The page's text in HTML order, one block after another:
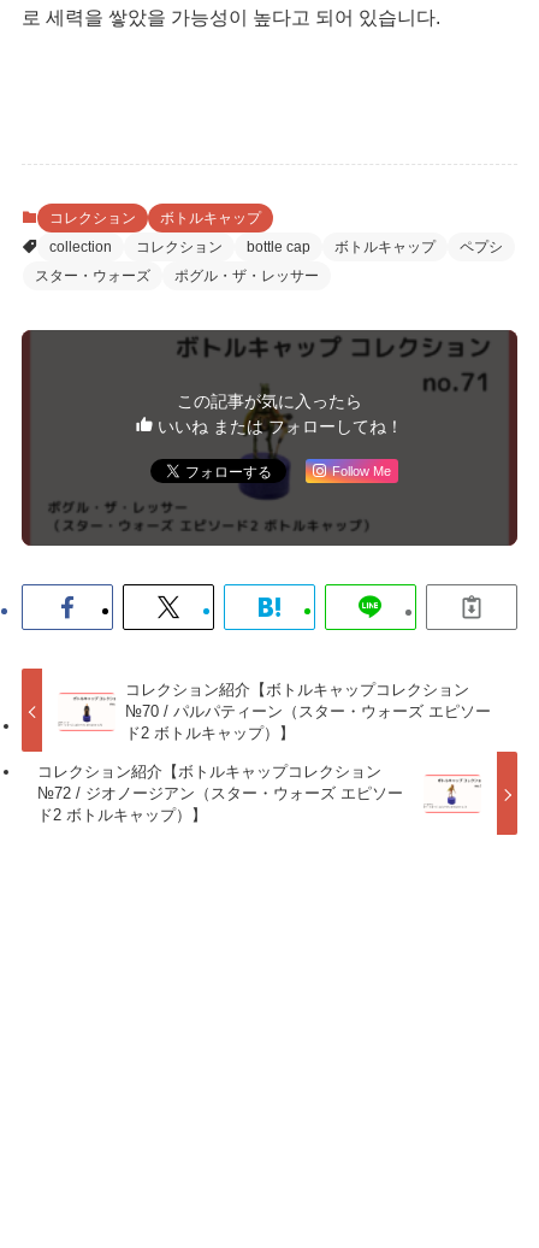
로 세력을 쌓았을 가능성이 높다고 되어 있습니다.
コレクション
ボトルキャップ
collection
コレクション bottle cap ボトルキャップ
ペプシ
スター・ウォーズ
ポグル・ザ・レッサー
この記事が気に入ったら
いいね または フォローしてね！
Follow Me
コレクション紹介【ボトルキャップコレクション
№70 / パルパティーン（スター・ウォーズ エピソー
ド2 ボトルキャップ）】
コレクション紹介【ボトルキャップコレクション
№72 / ジオノージアン（スター・ウォーズ エピソー
ド2 ボトルキャップ）】